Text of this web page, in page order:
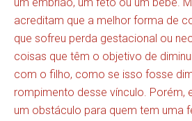
um embrião, um feto ou um bebê.
acreditam que a melhor forma de
que sofreu perda gestacional ou
coisas que têm o objetivo de
com o filho, como se isso fosse
rompimento desse vínculo. Porém,
um obstáculo para quem tem uma